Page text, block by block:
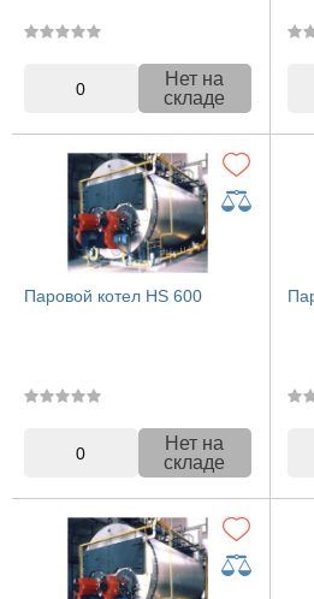
0
Нет на
складе
Паровой котел HS 600
0
Нет на
складе